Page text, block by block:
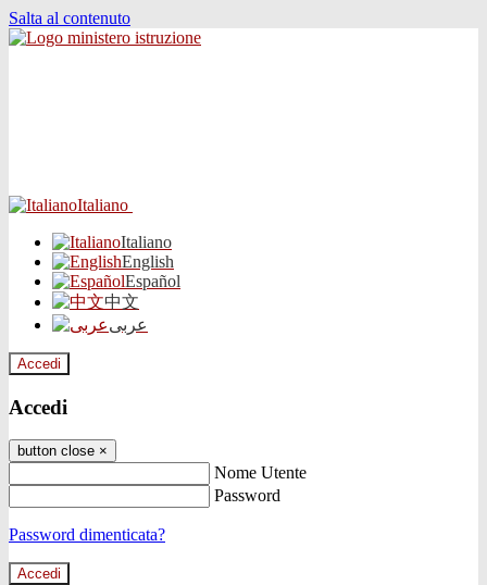
Salta al contenuto
Italiano
Italiano
English
Español
中文
عربى
Accedi
Accedi
button close ×
Nome Utente
Password
Password dimenticata?